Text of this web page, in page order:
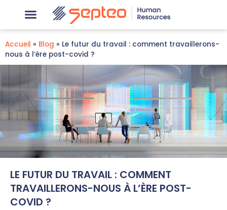
Accueil » Blog » Le futur du travail : comment travaillerons-
nous à l’ère post-covid ?
LE FUTUR DU TRAVAIL : COMMENT
TRAVAILLERONS-NOUS À L’ÈRE POST-
COVID ?